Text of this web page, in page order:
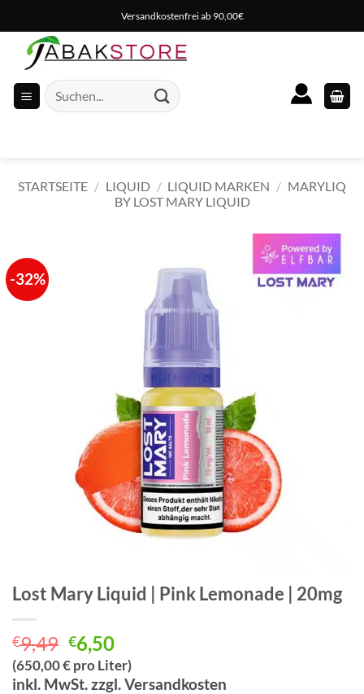
Inhalt
springen
Versandkostenfrei ab 90,00€
Suche
nach:
STARTSEITE / LIQUID / LIQUID MARKEN / MARYLIQ
BY LOST MARY LIQUID
-32%
Lost Mary Liquid | Pink Lemonade | 20mg
€9,49 Ursprünglicher
Preis
war:
€6,50Aktueller
Preis
ist:
(650,00 € pro Liter)
inkl. MwSt. zzgl. Versandkosten